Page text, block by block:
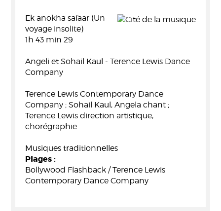
Ek anokha safaar (Un
voyage insolite)
1h 43 min 29
Angeli et Sohail Kaul - Terence Lewis Dance
Company
Terence Lewis Contemporary Dance
Company ; Sohail Kaul, Angela chant ;
Terence Lewis direction artistique,
chorégraphie
Musiques traditionnelles
Plages :
Bollywood Flashback / Terence Lewis
Contemporary Dance Company